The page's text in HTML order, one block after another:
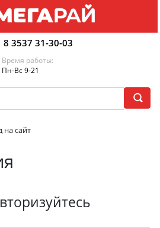
8 3537 31-30-03
Время работы:
Пн-Вс 9-21
на сайт